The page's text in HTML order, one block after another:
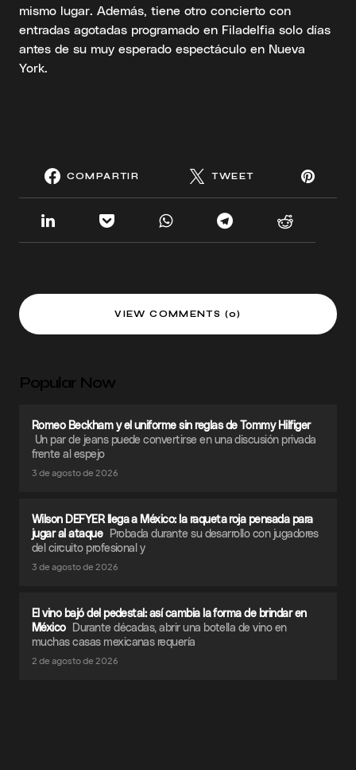
mismo lugar. Además, tiene otro concierto con
entradas agotadas programado en Filadelfia solo días
antes de su muy esperado espectáculo en Nueva
York.
COMPARTIR TWEET
VIEW COMMENTS (0)
Popular Now
Romeo Beckham y el uniforme sin reglas de Tommy Hilfiger
Un par de jeans puede convertirse en una discusión privada
frente al espejo
3 de agosto de 2026
Wilson DEFYER llega a México: la raqueta roja pensada para
jugar al ataque
Probada durante su desarrollo con jugadores
del circuito profesional y
3 de agosto de 2026
El vino bajó del pedestal: así cambia la forma de brindar en
México Durante décadas, abrir una botella de vino en
muchas casas mexicanas requería
2 de agosto de 2026